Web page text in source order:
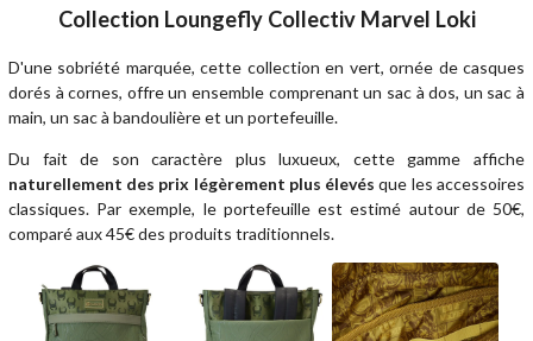
Collection Loungefly Collectiv Marvel Loki
D'une sobriété marquée, cette collection en vert, ornée de casques
dorés à cornes, offre un ensemble comprenant un sac à dos, un sac à
main, un sac à bandoulière et un portefeuille.
Du fait de son caractère plus luxueux, cette gamme affiche
naturellement des prix légèrement plus élevésque les accessoires
classiques. Par exemple, le portefeuille est estimé autour de 50€,
comparé aux 45€ des produits traditionnels.